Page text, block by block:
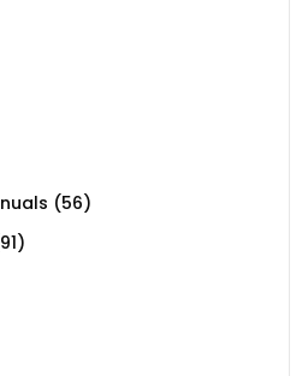
5656
9191